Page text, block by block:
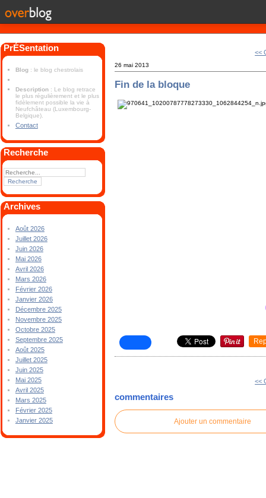
PrÉSentation
Blog : le blog chestrolais
Description : Le blog retrace
le plus régulièrement et le plus
fidèlement possible la vie à
Neufchâteau (Luxembourg-
Belgique).
Contact
Recherche
Archives
Août 2026
Juillet 2026
Juin 2026
Mai 2026
Avril 2026
Mars 2026
Février 2026
Janvier 2026
Décembre 2025
Novembre 2025
Octobre 2025
Septembre 2025
Août 2025
Juillet 2025
Juin 2025
Mai 2025
Avril 2025
Mars 2025
Février 2025
Janvier 2025
<<
26 mai 2013
Fin de la bloque
<<
commentaires
Ajouter un commentaire